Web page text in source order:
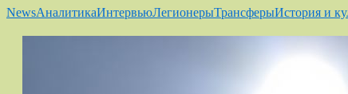
NewsАналитикаИнтервьюЛегионерыТрансферыИстория и